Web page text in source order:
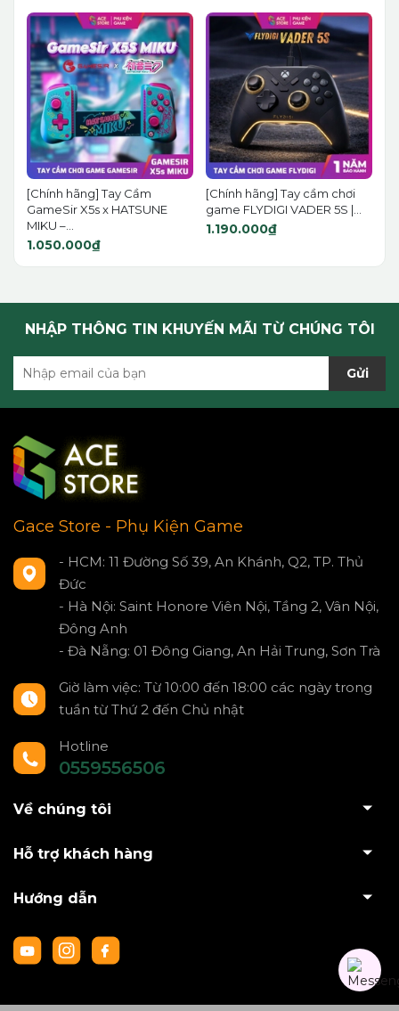
[Chính hãng] Tay Cầm
GameSir X5s x HATSUNE
MIKU –...
1.050.000₫
[Chính hãng] Tay cầm chơi
game FLYDIGI VADER 5S |...
1.190.000₫
NHẬP THÔNG TIN KHUYẾN MÃI TỪ CHÚNG TÔI
Gửi
Gace Store - Phụ Kiện Game
- HCM: 11 Đường Số 39, An Khánh, Q2, TP. Thủ
Đức
- Hà Nội: Saint Honore Viên Nội, Tầng 2, Vân Nội,
Đông Anh
- Đà Nẵng: 01 Đông Giang, An Hải Trung, Sơn Trà
Giờ làm việc: Từ 10:00 đến 18:00 các ngày trong
tuần từ Thứ 2 đến Chủ nhật
Hotline
0559556506
Về chúng tôi
Hỗ trợ khách hàng
Hướng dẫn